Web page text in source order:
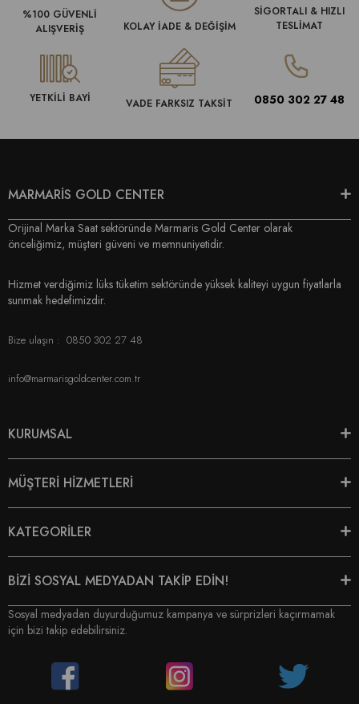
%100 GÜVENLİ
ALIŞVERİŞ
KOLAY İADE & DEĞİŞİM
SİGORTALI & HIZLI
TESLİMAT
YETKİLİ BAYİ VADE FARKSIZ TAKSİT 0850 302 27 48
MARMARİS GOLD CENTER
Orijinal Marka Saat sektöründe Marmaris Gold Center olarak
önceliğimiz, müşteri güveni ve memnuniyetidir.
Hizmet verdiğimiz lüks tüketim sektöründe yüksek kaliteyi uygun fiyatlarla
sunmak hedefimizdir.
Bize ulaşın : 0850 302 27 48
info@marmarisgoldcenter.com.tr
KURUMSAL
MÜŞTERİ HİZMETLERİ
KATEGORİLER
BİZİ SOSYAL MEDYADAN TAKİP EDİN!
Sosyal medyadan duyurduğumuz kampanya ve sürprizleri kaçırmamak
için bizi takip edebilirsiniz.